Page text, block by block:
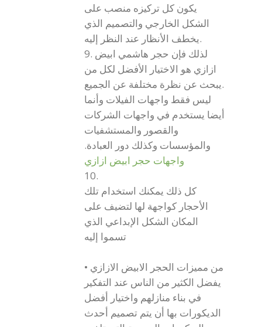
يكون كل تركيزه منصب على
الشكل الخارجي والتصميم الذي
يخطف الأنظار عند النظر إليه.
9. لذلك فإن حجر هاشمي ابيض
ازازي هو الاختيار الأفضل لكل من
يبحث عن نظرة مختلفة عن الجميع.
ليس فقط واجهات الفيلات وأنما
أيضا يستخدم في واجهات الشركات
والقصور والمستشفيات
والمؤسسات وكذلك دور العبادة.
واجهات حجر ابيض ازازي
10.
كل ذلك يمكنك استخدام تلك
الأحجار كواجهة لها لتضيف على
المكان الشكل الإبداعي الذي
تسموا إليه
• من مميزات الحجر الابيض الازازي
يفضل الكثير من الناس عند التفكير
في بناء منازلهم واختيار أفضل
الديكورات بها أن يتم تصميم أحدث